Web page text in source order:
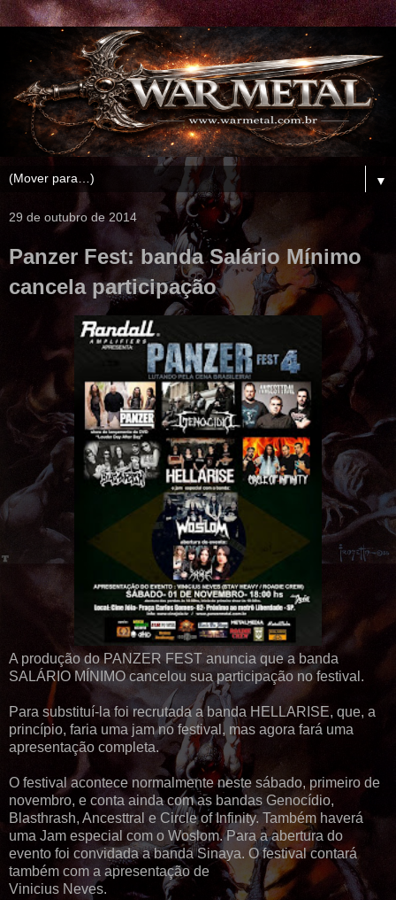
▼
29 de outubro de 2014
Panzer Fest: banda Salário Mínimo
cancela participação
A produção do PANZER FEST anuncia que a banda
SALÁRIO MÍNIMO cancelou sua participação no festival.
Para substituí-la foi recrutada a banda HELLARISE, que, a
princípio, faria uma jam no festival, mas agora fará uma
apresentação completa.
O festival acontece normalmente neste sábado, primeiro de
novembro, e conta ainda com as bandas Genocídio,
Blasthrash, Ancesttral e Circle of Infinity. Também haverá
uma Jam especial com o Woslom. Para a abertura do
evento foi convidada a banda Sinaya. O festival contará
também com a apresentação de
Vinicius Neves.